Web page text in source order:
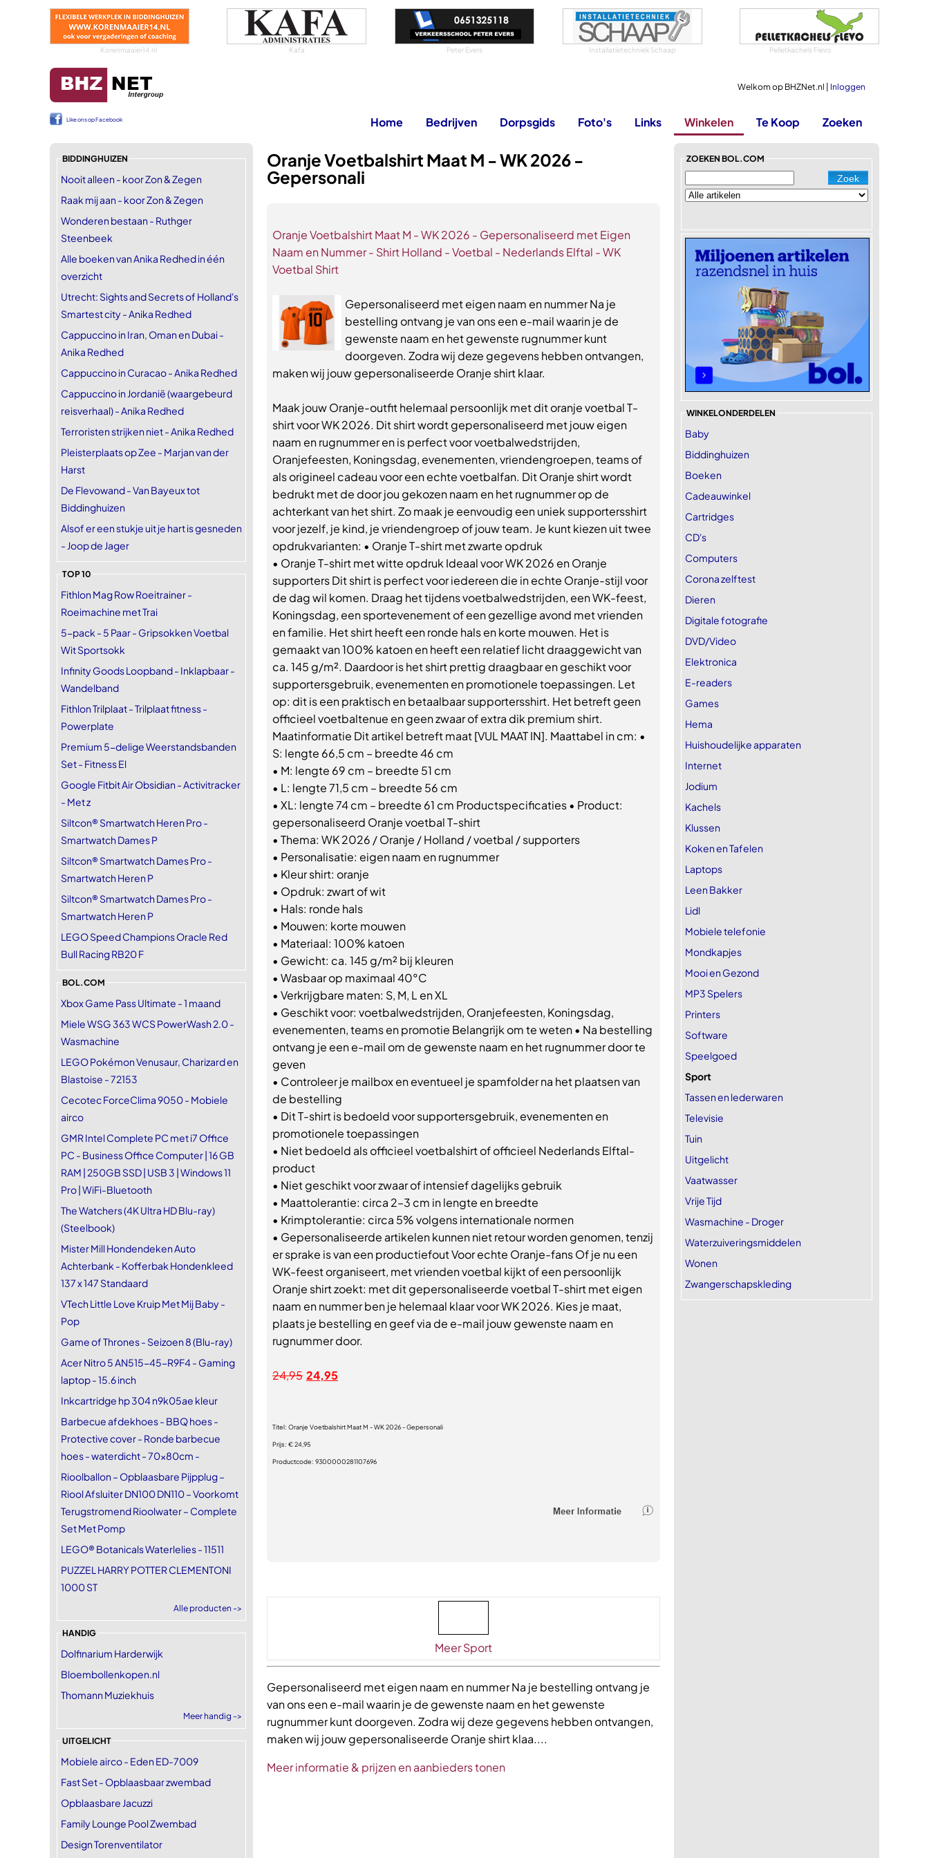
Korenmaaier14.nl Kafa Peter Evers Installatietechniek Schaap Pelletkachels Flevo
Welkom op BHZNet.nl | Inloggen
Like ons op Facebook Home Bedrijven Dorpsgids Foto's Links Winkelen Te Koop Zoeken
BIDDINGHUIZEN
Nooit alleen - koor Zon & Zegen
Raak mij aan - koor Zon & Zegen
Wonderen bestaan - Ruthger
Steenbeek
Alle boeken van Anika Redhed in één
overzicht
Utrecht: Sights and Secrets of Holland's
Smartest city - Anika Redhed
Cappuccino in Iran, Oman en Dubai -
Anika Redhed
Cappuccino in Curacao - Anika Redhed
Cappuccino in Jordanië (waargebeurd
reisverhaal) - Anika Redhed
Terroristen strijken niet - Anika Redhed
Pleisterplaats op Zee - Marjan van der
Harst
De Flevowand - Van Bayeux tot
Biddinghuizen
Alsof er een stukje uit je hart is gesneden
- Joop de Jager
TOP 10
Fithlon Mag Row Roeitrainer -
Roeimachine met Trai
5-pack - 5 Paar - Gripsokken Voetbal
Wit Sportsokk
Infinity Goods Loopband - Inklapbaar -
Wandelband
Fithlon Trilplaat - Trilplaat fitness -
Powerplate
Premium 5-delige Weerstandsbanden
Set - Fitness El
Google Fitbit Air Obsidian - Activitracker
- Met z
Siltcon® Smartwatch Heren Pro -
Smartwatch Dames P
Siltcon® Smartwatch Dames Pro -
Smartwatch Heren P
Siltcon® Smartwatch Dames Pro -
Smartwatch Heren P
LEGO Speed Champions Oracle Red
Bull Racing RB20 F
BOL.COM
Xbox Game Pass Ultimate - 1 maand
Miele WSG 363 WCS PowerWash 2.0 -
Wasmachine
LEGO Pokémon Venusaur, Charizard en
Blastoise - 72153
Cecotec ForceClima 9050 - Mobiele
airco
GMR Intel Complete PC met i7 Office
PC - Business Office Computer | 16 GB
RAM | 250GB SSD | USB 3 | Windows 11
Pro | WiFi-Bluetooth
The Watchers (4K Ultra HD Blu-ray)
(Steelbook)
Mister Mill Hondendeken Auto
Achterbank - Kofferbak Hondenkleed
137 x 147 Standaard
VTech Little Love Kruip Met Mij Baby -
Pop
Game of Thrones - Seizoen 8 (Blu-ray)
Acer Nitro 5 AN515-45-R9F4 - Gaming
laptop - 15.6 inch
Inkcartridge hp 304 n9k05ae kleur
Barbecue afdekhoes - BBQ hoes -
Protective cover - Ronde barbecue
hoes - waterdicht - 70x80cm -
Rioolballon – Opblaasbare Pijpplug –
Riool Afsluiter DN100 DN110 – Voorkomt
Terugstromend Rioolwater – Complete
Set Met Pomp
LEGO® Botanicals Waterlelies - 11511
PUZZEL HARRY POTTER CLEMENTONI
1000 ST
Alle producten ->
HANDIG
Dolfinarium Harderwijk
Bloembollenkopen.nl
Thomann Muziekhuis
Meer handig ->
UITGELICHT
Mobiele airco - Eden ED-7009
Fast Set - Opblaasbaar zwembad
Opblaasbare Jacuzzi
Family Lounge Pool Zwembad
Design Torenventilator
Oranje Voetbalshirt Maat M - WK 2026 -
Gepersonali
Oranje Voetbalshirt Maat M - WK 2026 - Gepersonaliseerd met Eigen
Naam en Nummer - Shirt Holland - Voetbal - Nederlands Elftal - WK
Voetbal Shirt
Gepersonaliseerd met eigen naam en nummer Na je
bestelling ontvang je van ons een e-mail waarin je de
gewenste naam en het gewenste rugnummer kunt
doorgeven. Zodra wij deze gegevens hebben ontvangen,
maken wij jouw gepersonaliseerde Oranje shirt klaar.
Maak jouw Oranje-outfit helemaal persoonlijk met dit oranje voetbal T-
shirt voor WK 2026. Dit shirt wordt gepersonaliseerd met jouw eigen
naam en rugnummer en is perfect voor voetbalwedstrijden,
Oranjefeesten, Koningsdag, evenementen, vriendengroepen, teams of
als origineel cadeau voor een echte voetbalfan. Dit Oranje shirt wordt
bedrukt met de door jou gekozen naam en het rugnummer op de
achterkant van het shirt. Zo maak je eenvoudig een uniek supportersshirt
voor jezelf, je kind, je vriendengroep of jouw team. Je kunt kiezen uit twee
opdrukvarianten: • Oranje T-shirt met zwarte opdruk
• Oranje T-shirt met witte opdruk Ideaal voor WK 2026 en Oranje
supporters Dit shirt is perfect voor iedereen die in echte Oranje-stijl voor
de dag wil komen. Draag het tijdens voetbalwedstrijden, een WK-feest,
Koningsdag, een sportevenement of een gezellige avond met vrienden
en familie. Het shirt heeft een ronde hals en korte mouwen. Het is
gemaakt van 100% katoen en heeft een relatief licht draaggewicht van
ca. 145 g/m². Daardoor is het shirt prettig draagbaar en geschikt voor
supportersgebruik, evenementen en promotionele toepassingen. Let
op: dit is een praktisch en betaalbaar supportersshirt. Het betreft geen
officieel voetbaltenue en geen zwaar of extra dik premium shirt.
Maatinformatie Dit artikel betreft maat [VUL MAAT IN]. Maattabel in cm: •
S: lengte 66,5 cm – breedte 46 cm
• M: lengte 69 cm – breedte 51 cm
• L: lengte 71,5 cm – breedte 56 cm
• XL: lengte 74 cm – breedte 61 cm Productspecificaties • Product:
gepersonaliseerd Oranje voetbal T-shirt
• Thema: WK 2026 / Oranje / Holland / voetbal / supporters
• Personalisatie: eigen naam en rugnummer
• Kleur shirt: oranje
• Opdruk: zwart of wit
• Hals: ronde hals
• Mouwen: korte mouwen
• Materiaal: 100% katoen
• Gewicht: ca. 145 g/m² bij kleuren
• Wasbaar op maximaal 40°C
• Verkrijgbare maten: S, M, L en XL
• Geschikt voor: voetbalwedstrijden, Oranjefeesten, Koningsdag,
evenementen, teams en promotie Belangrijk om te weten • Na bestelling
ontvang je een e-mail om de gewenste naam en het rugnummer door te
geven
• Controleer je mailbox en eventueel je spamfolder na het plaatsen van
de bestelling
• Dit T-shirt is bedoeld voor supportersgebruik, evenementen en
promotionele toepassingen
• Niet bedoeld als officieel voetbalshirt of officieel Nederlands Elftal-
product
• Niet geschikt voor zwaar of intensief dagelijks gebruik
• Maattolerantie: circa 2–3 cm in lengte en breedte
• Krimptolerantie: circa 5% volgens internationale normen
• Gepersonaliseerde artikelen kunnen niet retour worden genomen, tenzij
er sprake is van een productiefout Voor echte Oranje-fans Of je nu een
WK-feest organiseert, met vrienden voetbal kijkt of een persoonlijk
Oranje shirt zoekt: met dit gepersonaliseerde voetbal T-shirt met eigen
naam en nummer ben je helemaal klaar voor WK 2026. Kies je maat,
plaats je bestelling en geef via de e-mail jouw gewenste naam en
rugnummer door.
24,95 24,95
Titel: Oranje Voetbalshirt Maat M - WK 2026 - Gepersonali
Prijs: € 24,95
Productcode: 9300000281107696
Meer Sport
Gepersonaliseerd met eigen naam en nummer Na je bestelling ontvang je
van ons een e-mail waarin je de gewenste naam en het gewenste
rugnummer kunt doorgeven. Zodra wij deze gegevens hebben ontvangen,
maken wij jouw gepersonaliseerde Oranje shirt klaa....
Meer informatie & prijzen en aanbieders tonen
ZOEKEN BOL.COM
WINKELONDERDELEN
Baby
Biddinghuizen
Boeken
Cadeauwinkel
Cartridges
CD's
Computers
Corona zelftest
Dieren
Digitale fotografie
DVD/Video
Elektronica
E-readers
Games
Hema
Huishoudelijke apparaten
Internet
Jodium
Kachels
Klussen
Koken en Tafelen
Laptops
Leen Bakker
Lidl
Mobiele telefonie
Mondkapjes
Mooi en Gezond
MP3 Spelers
Printers
Software
Speelgoed
Sport
Tassen en lederwaren
Televisie
Tuin
Uitgelicht
Vaatwasser
Vrije Tijd
Wasmachine - Droger
Waterzuiveringsmiddelen
Wonen
Zwangerschapskleding